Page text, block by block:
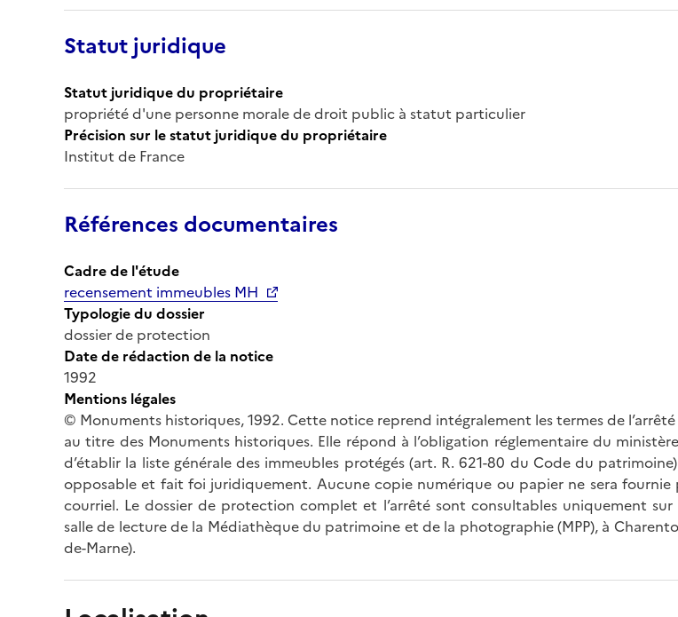
Statut juridique
Statut juridique du propriétaire
propriété d'une personne morale de droit public à statut particulier
Précision sur le statut juridique du propriétaire
Institut de France
Références documentaires
Cadre de l'étude
recensement immeubles MH
Typologie du dossier
dossier de protection
Date de rédaction de la notice
1992
Mentions légales
© Monuments historiques, 1992. Cette notice reprend intégralement les termes de
au titre des Monuments historiques. Elle répond à l’obligation réglementaire du
d’établir la liste générale des immeubles protégés (art. R. 621-80 du Code du
opposable et fait foi juridiquement. Aucune copie numérique ou papier ne sera fournie
courriel. Le dossier de protection complet et l’arrêté sont consultables uniquement sur
salle de lecture de la Médiathèque du patrimoine et de la photographie (MPP), à
de-Marne).